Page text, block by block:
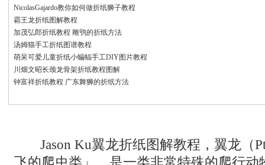
NicolasGajardo教你如何做折纸狮子教程
霸王龙折纸图解教程
加茂弘郎折纸教程 雕鸮的折纸方法
汤姆猫手工折纸图谱教程
萌呆可爱儿童折纸小蝙蝠手工DIY图片教程
川畑文昭长颈龙骨架折纸教程图解
钟富祥折纸教程 广东舞狮的折纸方法
Jason Ku翼龙折纸图解教程，翼龙（